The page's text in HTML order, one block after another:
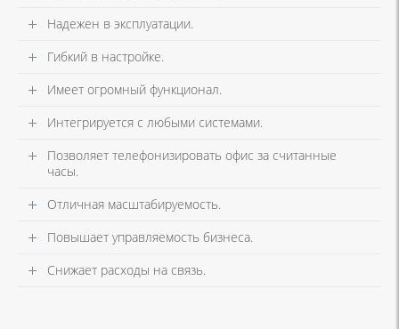
Надежен в эксплуатации.
Гибкий в настройке.
Имеет огромный функционал.
Интегрируется с любыми системами.
Позволяет телефонизировать офис за считанные
часы.
Отличная масштабируемость.
Повышает управляемость бизнеса.
Снижает расходы на связь.